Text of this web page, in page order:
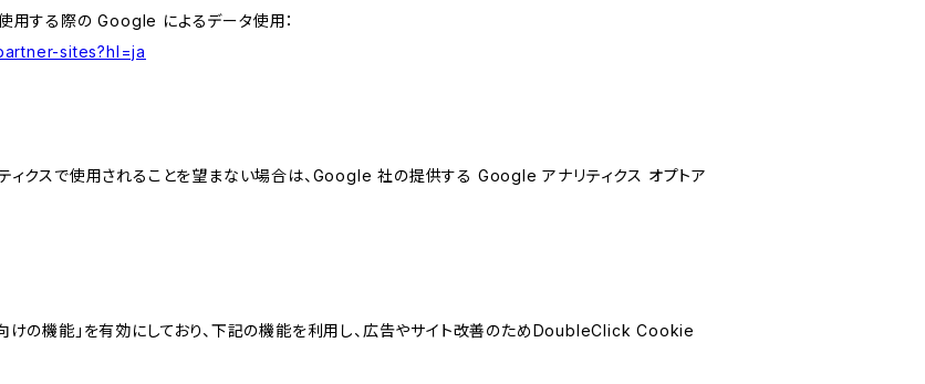
用する際の Google によるデータ使用：
sites?hl=ja
クスで使用されることを望まない場合は、Google 社の提供する Google アナリティクス オプトア
けの機能」を有効にしており、下記の機能を利用し、広告やサイト改善のためDoubleClick Cookie